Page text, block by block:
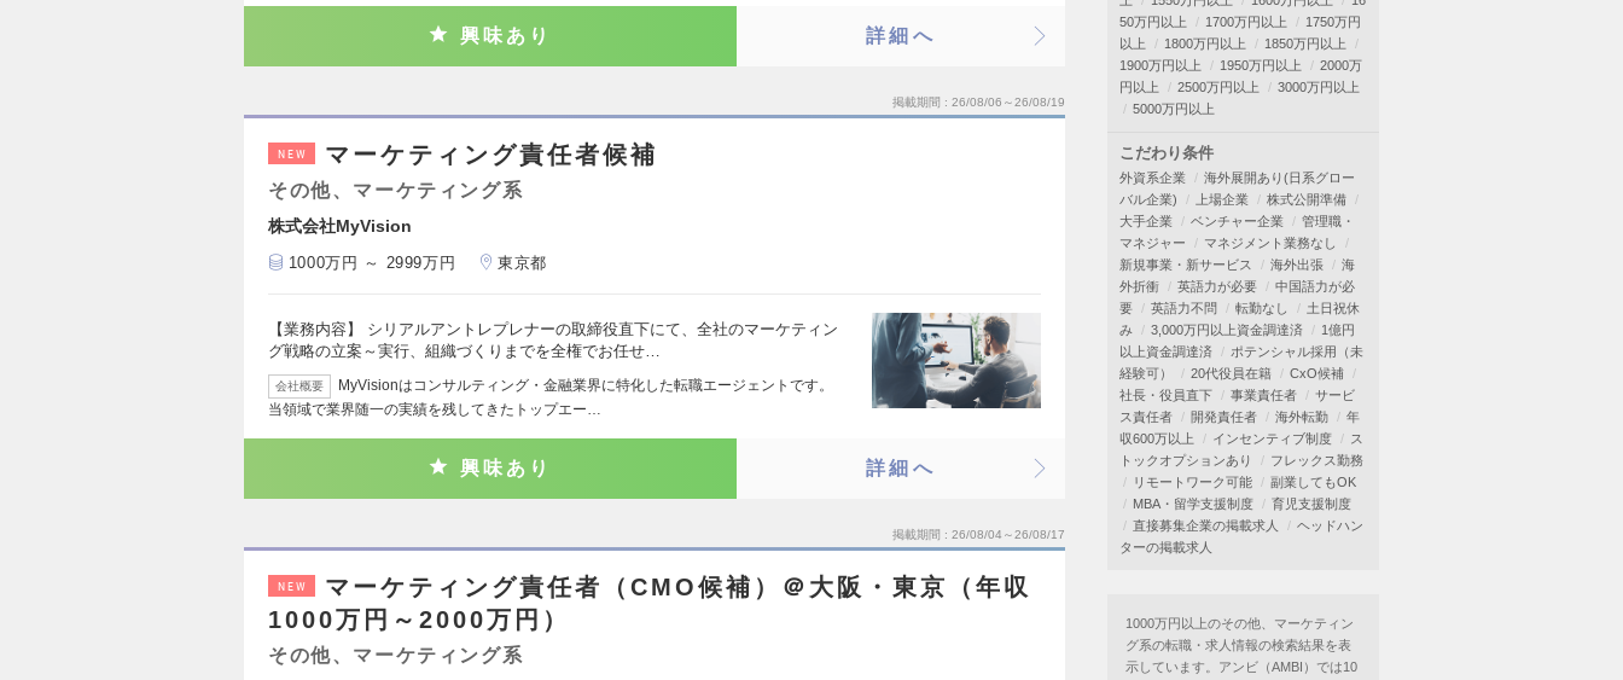
興味あり 詳細へ
掲載期間 26/08/06～26/08/19
NEW マーケティング責任者候補
その他、マーケティング系
株式会社MyVision
1000万円 ～ 2999万円 東京都
【業務内容】 シリアルアントレプレナーの取締役直下にて、全社のマーケティン
グ戦略の立案～実行、組織づくりまでを全権でお任せ…
会社概要
MyVisionはコンサルティング・金融業界に特化した転職エージェントです。
当領域で業界随一の実績を残してきたトップエー…
興味あり 詳細へ
掲載期間 26/08/04～26/08/17
NEW
マーケティング責任者（CMO候補）＠大阪・東京（年収
1000万円～2000万円）
その他、マーケティング系
50万円以上
1700万円以上
1750万円
以上
1800万円以上
1850万円以上
1900万円以上
1950万円以上
2000万
円以上
2500万円以上
3000万円以上
5000万円以上
こだわり条件
外資系企業
海外展開あり(日系グロー
バル企業)
上場企業
株式公開準備
大手企業
ベンチャー企業
管理職・
マネジャー
マネジメント業務なし
新規事業・新サービス
海外出張
海
外折衝
英語力が必要
中国語力が必
要
英語力不問 転勤なし
土日祝休
み
3,000万円以上資金調達済
1億円
以上資金調達済
ポテンシャル採用（未
経験可）
20代役員在籍
CxO候補
社長・役員直下
事業責任者
サービ
ス責任者
開発責任者 海外転勤
年
収600万以上
インセンティブ制度
ス
トックオプションあり
フレックス勤務
リモートワーク可能
副業してもOK
MBA・留学支援制度
育児支援制度
直接募集企業の掲載求人
ヘッドハン
ターの掲載求人
1000万円以上のその他、マーケティン
グ系の転職・求人情報の検索結果を表
示しています。アンビ（AMBI）では10